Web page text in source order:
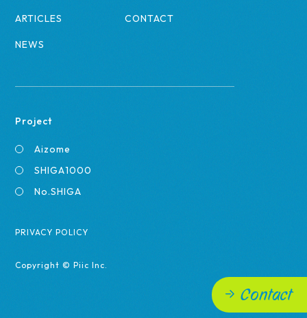
Contact
ARTICLES CONTACT
NEWS
Project
Aizome
SHIGA1000
No.SHIGA
PRIVACY POLICY
Copyright © Piic Inc.